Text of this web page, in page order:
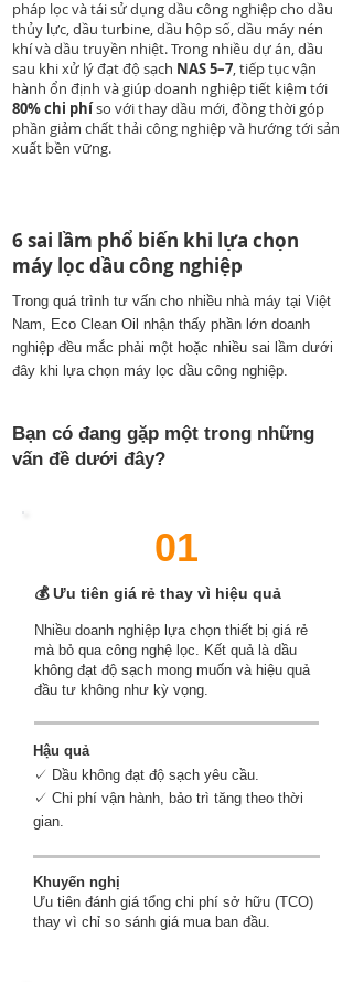
pháp lọc và tái sử dụng dầu công nghiệp cho dầu
thủy lực, dầu turbine, dầu hộp số, dầu máy nén
khí và dầu truyền nhiệt. Trong nhiều dự án, dầu
sau khi xử lý đạt độ sạch NAS 5–7, tiếp tục vận
hành ổn định và giúp doanh nghiệp tiết kiệm tới
80% chi phíso với thay dầu mới, đồng thời góp
phần giảm chất thải công nghiệp và hướng tới sản
xuất bền vững.
6 sai lầm phổ biến khi lựa chọn
máy lọc dầu công nghiệp
Trong quá trình tư vấn cho nhiều nhà máy tại Việt
Nam, Eco Clean Oil nhận thấy phần lớn doanh
nghiệp đều mắc phải một hoặc nhiều sai lầm dưới
đây khi lựa chọn máy lọc dầu công nghiệp.
Bạn có đang gặp một trong những
vấn đề dưới đây?
01
💰 Ưu tiên giá rẻ thay vì hiệu quả
Nhiều doanh nghiệp lựa chọn thiết bị giá rẻ
mà bỏ qua công nghệ lọc. Kết quả là dầu
không đạt độ sạch mong muốn và hiệu quả
đầu tư không như kỳ vọng.
Hậu quả
✓ Dầu không đạt độ sạch yêu cầu.
✓ Chi phí vận hành, bảo trì tăng theo thời
gian.
Khuyến nghị
Ưu tiên đánh giá tổng chi phí sở hữu (TCO)
thay vì chỉ so sánh giá mua ban đầu.